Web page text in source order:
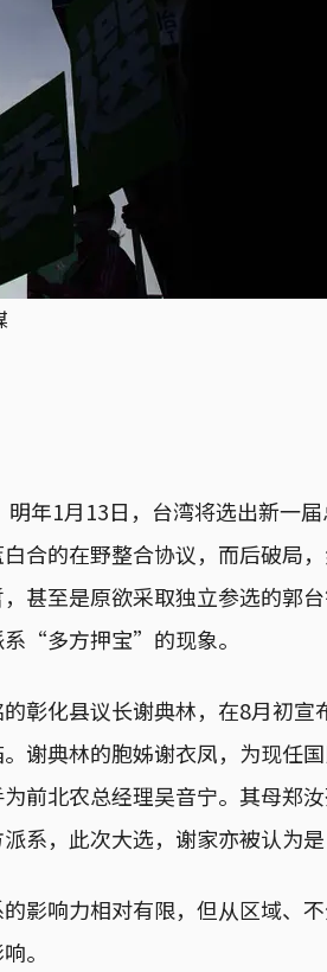
明年1月13日，台湾将选出新一
合的在野整合协议，而后破局
甚至是原欲采取独立参选的郭
“多方押宝”的现象。
彰化县议长谢典林，在8月初宣
谢典林的胞姊谢衣凤，为现任国
前北农总经理吴音宁。其母郑
系，此次大选，谢家亦被认为
影响力相对有限，但从区域、
。